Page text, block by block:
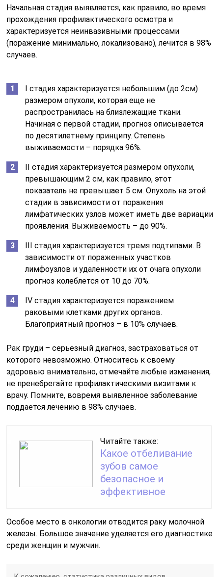
Начальная стадия выявляется, как правило, во время
прохождения профилактического осмотра и
характеризуется неинвазивными процессами
(поражение минимально, локализовано), лечится в 98%
случаев.
I стадия характеризуется небольшим (до 2см)
размером опухоли, которая еще не
распространилась на близлежащие ткани.
Начиная с первой стадии, прогноз описывается
по десятилетнему принципу. Степень
выживаемости – порядка 96%.
II стадия характеризуется размером опухоли,
превышающим 2 см, как правило, этот
показатель не превышает 5 см. Опухоль на этой
стадии в зависимости от поражения
лимфатических узлов может иметь две вариации
проявления. Выживаемость – до 90%.
III стадия характеризуется тремя подтипами. В
зависимости от пораженных участков
лимфоузлов и удаленности их от очага опухоли
прогноз колеблется от 10 до 70%.
IV стадия характеризуется поражением
раковыми клетками других органов.
Благоприятный прогноз – в 10% случаев.
Рак груди – серьезный диагноз, застраховаться от
которого невозможно. Относитесь к своему
здоровью внимательно, отмечайте любые изменения,
не пренебрегайте профилактическими визитами к
врачу. Помните, вовремя выявленное заболевание
поддается лечению в 98% случаев.
Читайте также:
Какое отбеливание
зубов самое
безопасное и
эффективное
Особое место в онкологии отводится раку молочной
железы. Большое значение уделяется его диагностике
среди женщин и мужчин.